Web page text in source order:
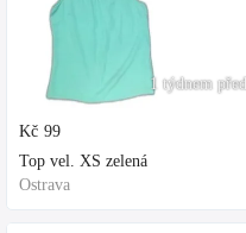
1 týdnem před
Kč 99
Top vel. XS zelená
Ostrava